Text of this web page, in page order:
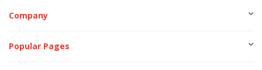
Company
Popular Pages